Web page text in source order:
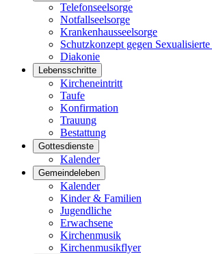
Telefonseelsorge
Notfallseelsorge
Krankenhausseelsorge
Schutzkonzept gegen
Diakonie
Lebensschritte
Kircheneintritt
Taufe
Konfirmation
Trauung
Bestattung
Gottesdienste
Kalender
Gemeindeleben
Kalender
Kinder & Familien
Jugendliche
Erwachsene
Kirchenmusik
Kirchenmusikflyer